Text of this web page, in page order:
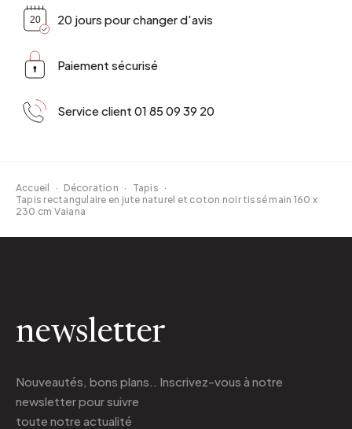
20 jours pour changer d'avis
Paiement sécurisé
Service client 01 85 09 39 20
Accueil · Décoration · Tapis ·
Tapis rectangulaire en jute naturel et coton noir tissé main 160 x
230 cm Vaiana
newsletter
Nouveautés, bons plans.. Inscrivez-vous à notre
newsletterpour suivre
toute notre actualité